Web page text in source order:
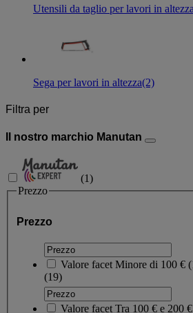
Utensili da taglio per lavori in altezza
Sega per lavori in altezza(2)
Filtra per
Il nostro marchio Manutan
(1)
Prezzo
Prezzo
Valore facet Minore di 100 € (
(19)
Valore facet Tra 100 € e 200 €